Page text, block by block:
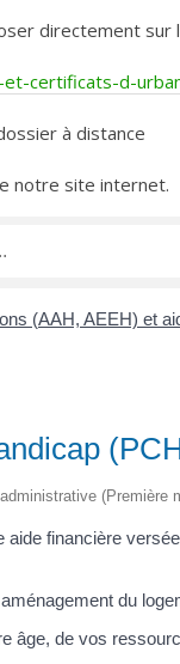
directement sur
certificats-d-
à distance
notre site internet.
(AAH, AEEH) et
(Première
financière
du
âge, de vos